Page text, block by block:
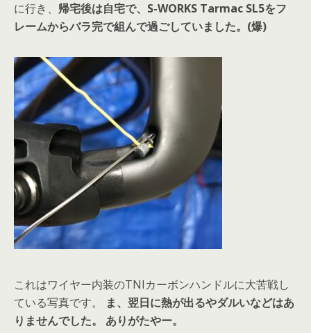
に行き、 帰宅後は自宅で、S-WORKS Tarmac SL5をフ
レームからバラ完で組んで過ごしていました。(爆)
これはワイヤー内装のTNIカーボンハンドルに大苦戦し
ている写真です。
ま、翌日に熱が出るやダルいなどはあ
りませんでした。
ありがたやー。